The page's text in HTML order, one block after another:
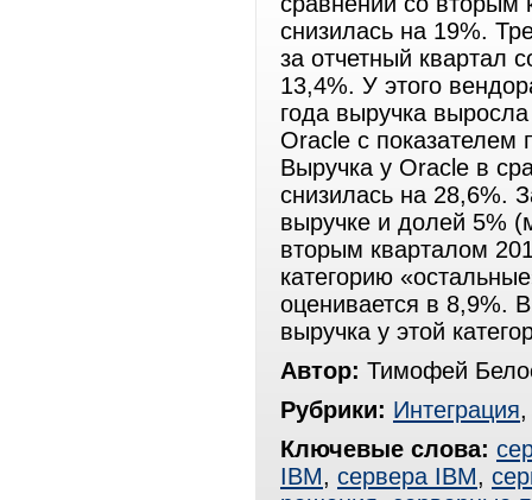
снизилась на 19%.
за отчетный квартал
13,4%. У этого
года выручка
Oracle с
Выручка у Oracle в
снизилась на 28,6%.
выручке и долей 5%
вторым кварталом
категорию
оценивается в 8,9%.
выручка у этой
Автор: Тимофей
Рубрики: Интеграция
Ключевые слова:
IBM, сервера IBM,